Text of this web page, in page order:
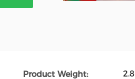
Product Weight: